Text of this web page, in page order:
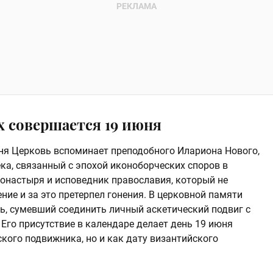
19 июня
Церковь вспоминает преподобного Илариона Нового,
связанный с эпохой иконоборческих споров в
и исповедник православия, который не
и за это претерпел гонения. В церковной памяти
сумевший соединить личный аскетический подвиг с
присутствие в календаре делает день 19 июня
подвижника, но и как дату византийского